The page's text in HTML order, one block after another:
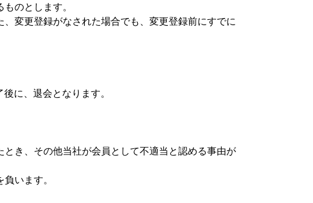
のとします。
変更登録がなされた場合でも、変更登録前にすでに
に、退会となります。
き、その他当社が会員として不適当と認める事由が
います。